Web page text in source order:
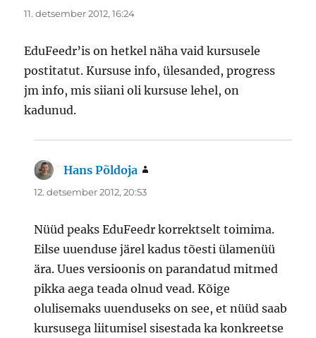
11. detsember 2012, 16:24
EduFeedr’is on hetkel näha vaid kursusele
postitatut. Kursuse info, ülesanded, progress
jm info, mis siiani oli kursuse lehel, on
kadunud.
Hans Põldoja
12. detsember 2012, 20:53
Nüüd peaks EduFeedr korrektselt toimima.
Eilse uuenduse järel kadus tõesti ülamenüü
ära. Uues versioonis on parandatud mitmed
pikka aega teada olnud vead. Kõige
olulisemaks uuenduseks on see, et nüüd saab
kursusega liitumisel sisestada ka konkreetse